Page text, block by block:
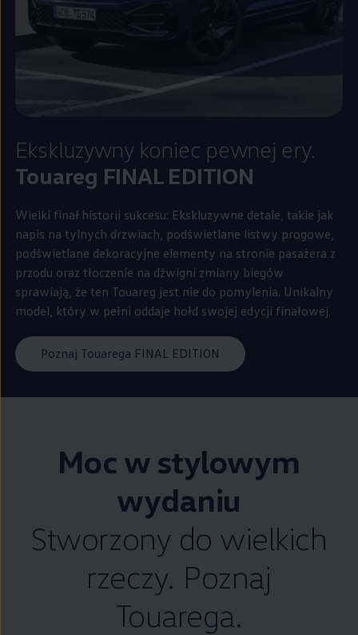
Ekskluzywny koniec pewnej ery.
Touareg FINAL EDITION
Wielki finał historii sukcesu: Ekskluzywne detale, takie jak
napis na tylnych drzwiach, podświetlane listwy progowe,
podświetlane dekoracyjne elementy na stronie pasażera z
przodu oraz tłoczenie na dźwigni zmiany biegów
sprawiają, że ten Touareg jest nie do pomylenia. Unikalny
model, który w pełni oddaje hołd swojej edycji finałowej.
Poznaj Touarega FINAL EDITION
Moc w stylowym
wydaniu
Stworzony do wielkich
rzeczy. Poznaj
Touarega.